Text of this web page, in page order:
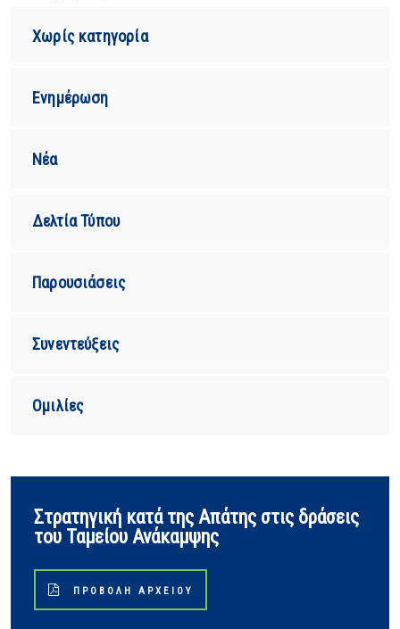
Χωρίς κατηγορία
Ενημέρωση
Νέα
Δελτία Τύπου
Παρουσιάσεις
Συνεντεύξεις
Ομιλίες
Στρατηγική κατά της Απάτης στις δράσεις
του Ταμείου Ανάκαμψης
ΠΡΟΒΟΛΉ ΑΡΧΕΊΟΥ